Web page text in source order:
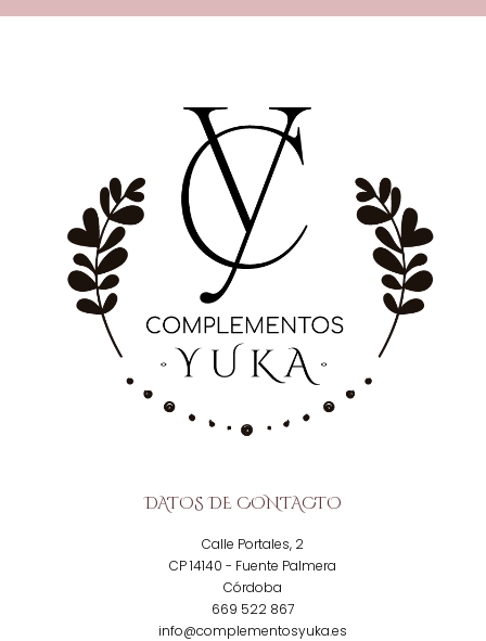
DATOS DE CONTACTO
Calle Portales, 2
CP 14140 - Fuente Palmera
Córdoba
669 522 867
info@complementosyuka.es